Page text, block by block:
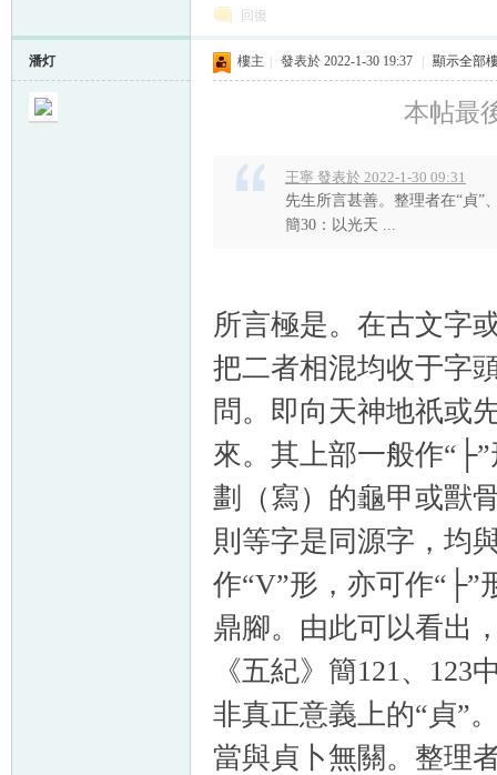
回復
潘灯 樓主 發表於 2022-1-30 19:37 顯示全部
本帖最
王寧 發表於 2022-1-30 09:31
先生所言甚善。整理者在“貞”
簡30：以光天 ...
所言極是。在古文字
把二者相混均收于字
問。即向天神地祇或
來。其上部一般作
劃（寫）的龜甲或獸
則等字是同源字，均
作“V”形，亦可作“├”
鼎腳。由此可以看出
《五紀》簡121、
非真正意義上的“貞”
當與貞卜無關。整理